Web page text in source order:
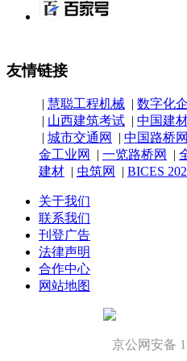
友情链接
| 慧聪工程机械 | 数字化
| 山西建筑考试 | 中国建
| 城市交通网 | 中国路桥网
金工业网
| 一览路桥网 |
建材 | 虫筑网 | BICES
关于我们
联系我们
刊登广告
法律声明
合作中心
网站地图
京公网安备